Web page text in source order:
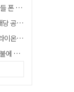
망에 글
안 확정"
모리 영입
검거
어